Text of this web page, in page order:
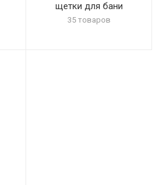
щетки для бани
35 товаров